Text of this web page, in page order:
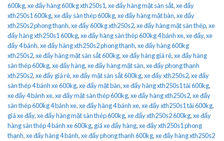
600kg,xe đẩy hàng 600kg xth250s1,xe đẩy hàng mặt sàn sắt,xe đẩy
xth250s1 600kg,xe đẩy sàn thép 600kg,xe đẩy hàng mặt bàn,xe đẩy
xth250s2 phong thạnh,xe đẩy 600kg xth250s2,xe đẩy hàng mặt sàn thép,xe
đẩy hàng xth250s1 600kg,xe đẩy hàng sàn thép 600kg 4 bánh xe,xe đẩy,xe
đẩy 4 bánh,xe đẩy hàng xth250s2 phong thạnh,xe đẩy hàng 600kg
xth250s2,xe đẩy hàng mặt sàn sắt 600kg,xe đẩy hàng giá rẻ,xe đẩy hàng
sàn thép 600kg,xe đẩy hàng,xe đẩy hàng mặt sàn,xe đẩy phong thạnh
xth250s2,xe đẩy giá rẻ,xe đẩy mặt sàn sắt 600kg,xe đẩy xth250s2,xe đẩy
sàn thép 4 bánh xe 600kg,xe đẩy mặt bàn,xe đẩy hàng xth250s1 tải 600kg,
xe đẩy 4 bánh xe,xe đẩy mặt sàn thép 600kg,xe đẩy hàng xth250s2,xe đẩy
sàn thép 600kg 4 bánh xe,xe đẩy hàng 4 bánh xe,xe đẩy xth250s1 tải 600kg,
giá xe đẩy,xe đẩy hàng mặt sàn thép 600kg,xe đẩy xth250s2 600kg,xe đẩy
hàng sàn thép 4 bánh xe 600kg, giá xe đẩy hàng,xe đẩy xth250s1 phong
thạnh,xe đẩy hàng 4 bánh,xe đẩy phong thạnh 600kg,xe đẩy hàng xth250s2